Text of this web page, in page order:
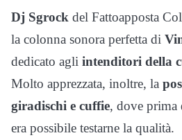
Dj Sgrock del Fattoapposta
la colonna sonora perfetta di
dedicato agli intenditori della
Molto apprezzata, inoltre, la
giradischi e cuffie, dove prima
era possibile testarne la qualità.